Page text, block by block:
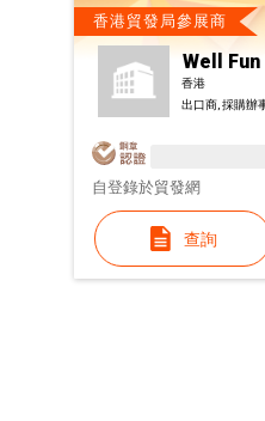
香港貿發局參展商
Well
香港
出口商, 採購辦
自登錄於貿發網
查詢